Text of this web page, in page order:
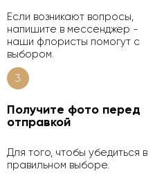
Если возникают вопросы,
напишите в мессенджер -
наши флористы помогут с
выбором.
3
Получите фото перед
отправкой
Для того, чтобы убедиться в
правильном выборе.